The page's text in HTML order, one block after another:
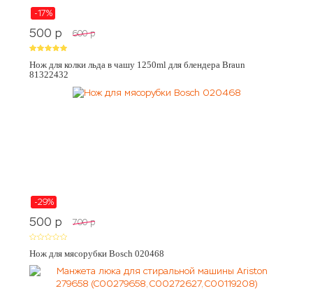
-17%
500 p 600 p
Нож для колки льда в чашу 1250ml для блендера Braun
81322432
-29%
500 p 700 p
Нож для мясорубки Bosch 020468